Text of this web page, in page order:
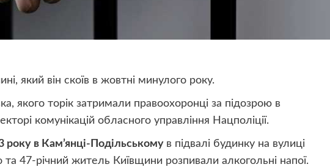
який він скоїв в жовтні минулого року.
якого торік затримали правоохоронці за підозрою в
комунікацій обласного управління Нацполіції.
року в Кам’янці-Подільському в підвалі будинку на вулиці
та 47-річний житель Київщини розпивали алкогольні напої.